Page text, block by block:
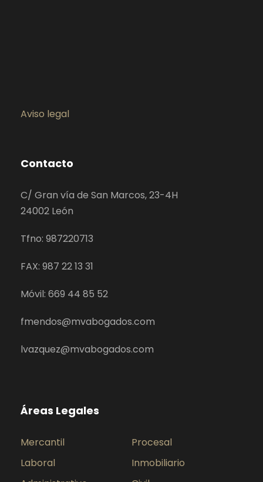
Aviso legal
Contacto
C/ Gran vía de San Marcos, 23-4H
24002 León
Tfno: 987220713
FAX: 987 22 13 31
Móvil: 669 44 85 52
fmendos@mvabogados.com
lvazquez@mvabogados.com
Áreas Legales
Mercantil
Procesal
Laboral
Inmobiliario